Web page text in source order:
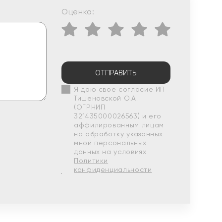
Оценка:
ОТПРАВИТЬ
Я даю свое согласие ИП
Тишеновской О.А.
(ОГРНИП
321435000026563) и его
аффилированным лицам
на обработку указанных
мной персональных
данных на условиях
Политики
конфиденциальности